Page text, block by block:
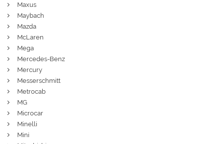
Maxus
Maybach
Mazda
McLaren
Mega
Mercedes-Benz
Mercury
Messerschmitt
Metrocab
MG
Microcar
Minelli
Mini